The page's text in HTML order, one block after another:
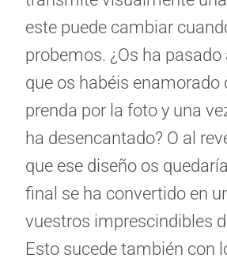
este puede cambiar
probemos. ¿Os ha pasado
que os habéis enamorado
prenda por la foto y una
ha desencantado? O al
que ese diseño os
final se ha convertido en
vuestros imprescindibles
Esto sucede también con